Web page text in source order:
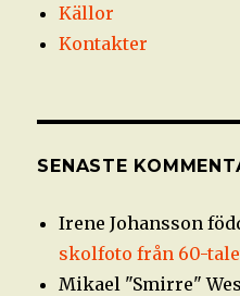
Källor
Kontakter
SENASTE
Irene Johansson
skolfoto från 60-
Mikael "Smirre"